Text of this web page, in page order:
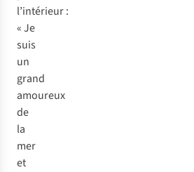
l’intérieur :
« Je
suis
un
grand
amoureux
de
la
mer
et